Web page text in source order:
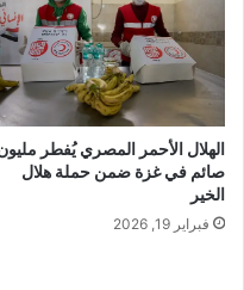
الهلال الأحمر المصري يُفطر
صائم في غزة ضمن حملة هلال
الخير
فبراير 19, 2026